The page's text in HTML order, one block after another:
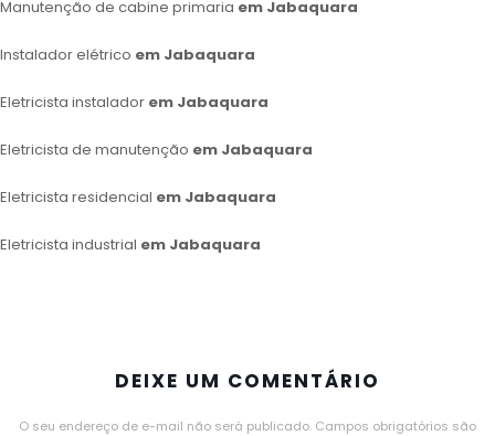
Manutenção de cabine primaria em Jabaquara
Instalador elétrico em Jabaquara
Eletricista instalador em Jabaquara
Eletricista de manutenção em Jabaquara
Eletricista residencial em Jabaquara
Eletricista industrial em Jabaquara
DEIXE UM COMENTÁRIO
O seu endereço de e-mail não será publicado. Campos obrigatórios são